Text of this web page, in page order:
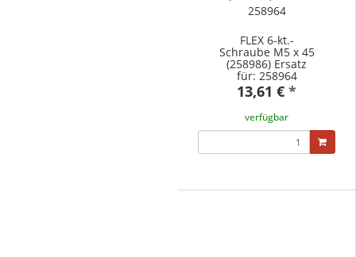
FLEX 6-kt.-
Schraube M5 x 45
(258986) Ersatz
für: 258964
13,61 € *
verfügbar